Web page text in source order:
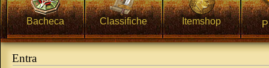
Bacheca Classifiche Itemshop
Entra